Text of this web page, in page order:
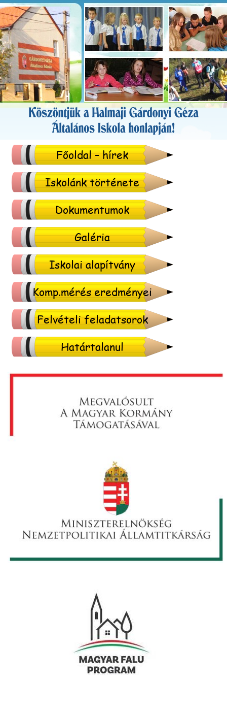
Főoldal – hírek
Iskolánk története
Dokumentumok
Galéria
Iskolai alapítvány
Komp.mérés eredményei
Felvételi feladatsorok
Határtalanul